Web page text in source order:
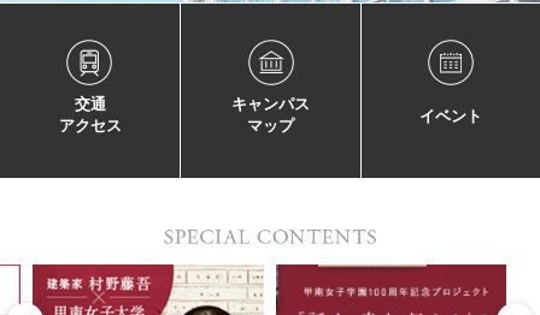
交通
アクセス
キャンパス
マップ
イベント